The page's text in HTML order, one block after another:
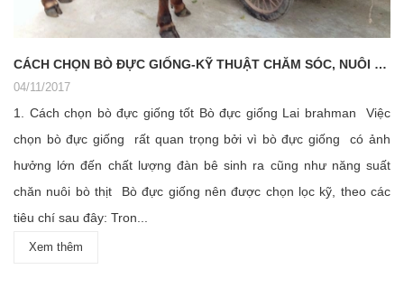
CÁCH CHỌN BÒ ĐỰC GIỐNG-KỸ THUẬT CHĂM SÓC, NUÔI DƯỠNG BÒ ĐỰC GIỐNG
04/11/2017
1. Cách chọn bò đực giống tốt Bò đực giống Lai brahman Việc
chọn bò đực giống rất quan trọng bởi vì bò đực giống có ảnh
hưởng lớn đến chất lượng đàn bê sinh ra cũng như năng suất
chăn nuôi bò thịt Bò đực giống nên được chọn lọc kỹ, theo các
tiêu chí sau đây: Tron...
Xem thêm